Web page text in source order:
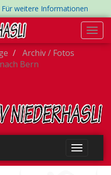
Für weitere Informationen
Archiv / Fotos
Bern